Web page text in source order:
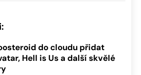
do cloudu přidat
Hell is Us a další skvělé